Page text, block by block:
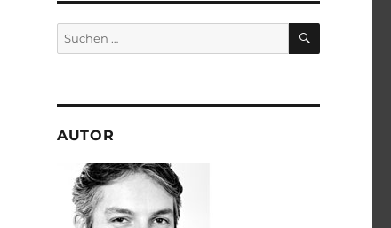
Suchen
nach:
SUCHEN
AUTOR